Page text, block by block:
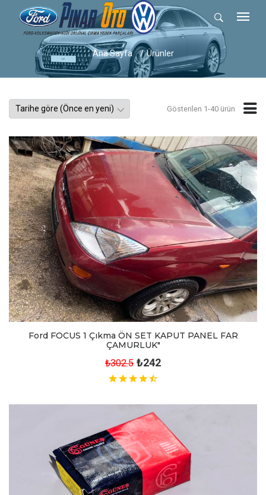
Ana Sayfa Ürünler
Gösterilen 1-40 ürün
Ford FOCUS 1 Çıkma ÖN SET KAPUT PANEL FAR
ÇAMURLUK"
₺302.5 ₺242